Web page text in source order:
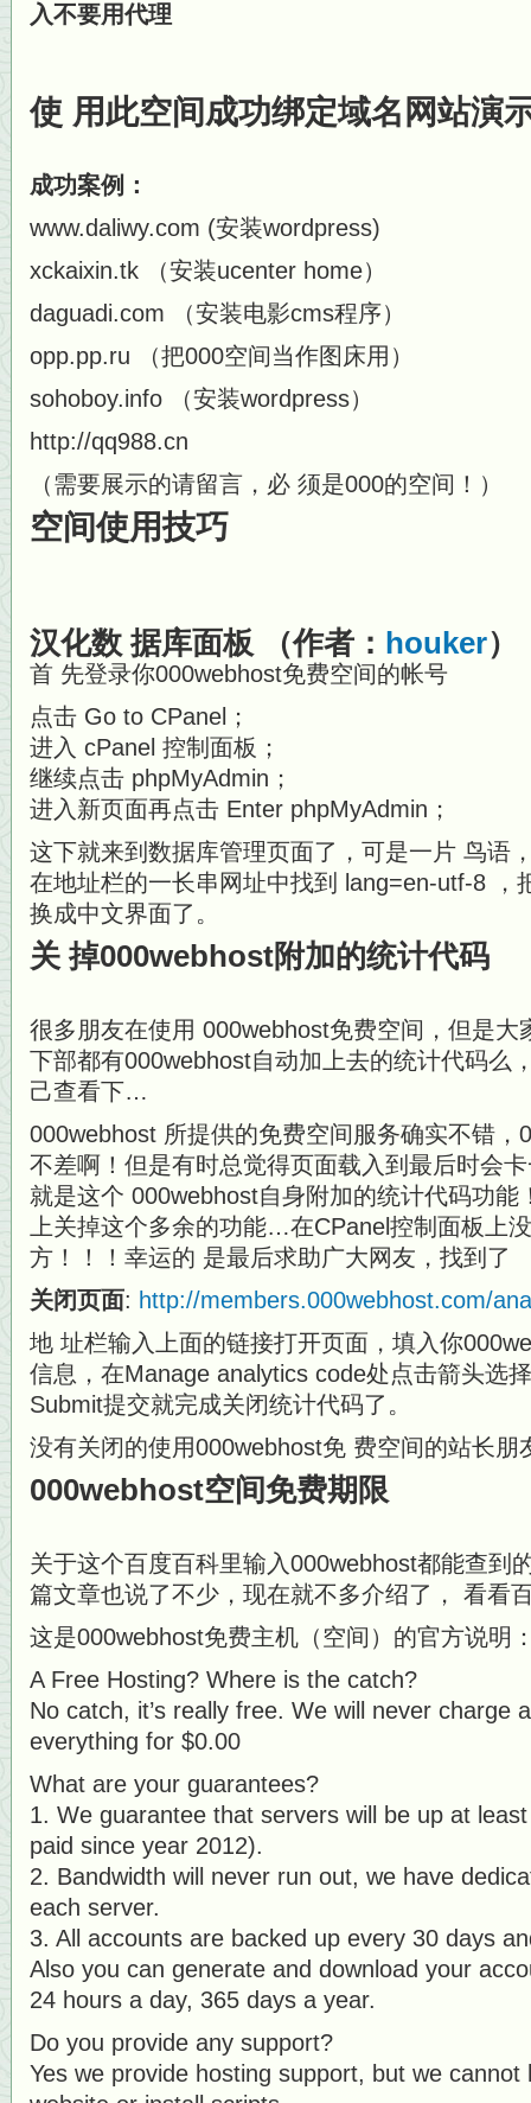
入不要用代理
使 用此空间成功绑定域名网站演
成功案例：
www.daliwy.com (安装wordpress)
xckaixin.tk （安装ucenter home）
daguadi.com （安装电影cms程序）
opp.pp.ru （把000空间当作图床用）
sohoboy.info （安装wordpress）
http://qq988.cn
（需要展示的请留言，必 须是000的空间！）
空间使用技巧
汉化数 据库面板 （作者： houker）
首 先登录你000webhost免费空间的帐号
点击 Go to CPanel；
进入 cPanel 控制面板；
继续点击 phpMyAdmin；
进入新页面再点击 Enter phpMyAdmin；
这下就来到数据库管理页面了，可是一片 鸟语
在地址栏的一长串网址中找到 lang=en-utf-8 ，
换成中文界面了。
关 掉000webhost附加的统计代码
很多朋友在使用 000webhost免费空间，但是大
下部都有000webhost自动加上去的统计代码么
己查看下…
000webhost 所提供的免费空间服务确实不错，
不差啊！但是有时总觉得页面载入到最后时会
就是这个 000webhost自身附加的统计代码功能
上关掉这个多余的功能…在CPanel控制面板上
方！！！幸运的 是最后求助广大网友，找到了
关闭页面: http://members.000webhost.com/
地 址栏输入上面的链接打开页面，填入你
信息，在Manage analytics code处点击箭头选
Submit提交就完成关闭统计代码了。
没有关闭的使用000webhost免 费空间的站长朋
000webhost空间免费期限
关于这个百度百科里输入000webhost都能查到
篇文章也说了不少，现在就不多介绍了， 看看
这是000webhost免费主机（空间）的官方说明
A Free Hosting? Where is the catch?
No catch, it’s really free. We will never charge
everything for $0.00
What are your guarantees?
1. We guarantee that servers will be up at
paid since year 2012).
2. Bandwidth will never run out, we have
each server.
3. All accounts are backed up every 30 days
Also you can generate and download your
24 hours a day, 365 days a year.
Do you provide any support?
Yes we provide hosting support, but we